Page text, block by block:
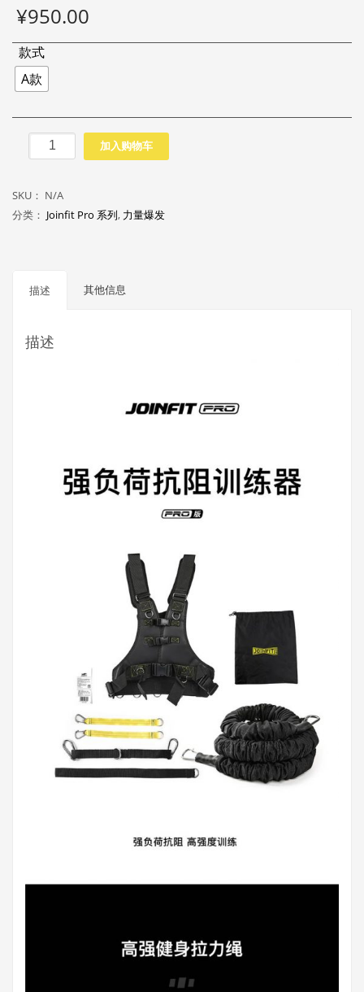
¥950.00
款式
A款
负
爆
发
训
器
加入购物车
SKU： N/A
分类： Joinfit Pro 系列, 力量爆发
描述 其他信息
描述